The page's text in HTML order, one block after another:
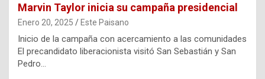
Marvin Taylor inicia su campaña presidencial
Enero 20, 2025 Este Paisano
Inicio de la campaña con acercamiento a las comunidades
El precandidato liberacionista visitó San Sebastián y San
Pedro…